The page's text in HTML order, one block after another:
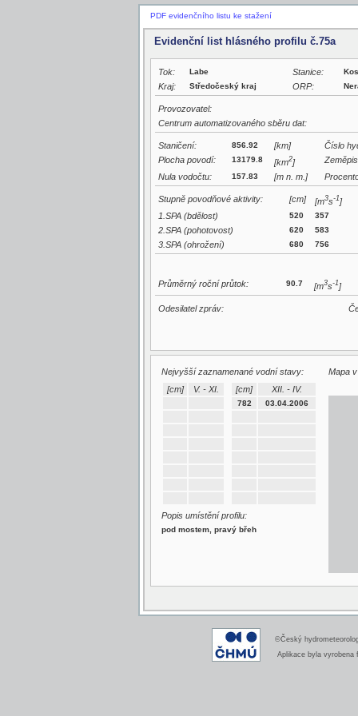
PDF evidenčního listu ke stažení
Evidenční list hlásného profilu č.75a
Tok: Labe Stanice:
Kraj: Středočeský kraj ORP:
Provozovatel:
Centrum automatizovaného sběru dat:
Staničení: 856.92 [km]
Číslo
Plocha povodí:
13179.8 [km2]
Nula vodočtu:
157.83 [m n. m.]
Stupně povodňové aktivity: [cm] [m3s-1]
1.SPA (bdělost)
520 357
2.SPA (pohotovost) 620 583
3.SPA (ohrožení) 680 756
Průměrný roční průtok: 90.7 [m3s-1]
Odesilatel zpráv:
Nejvyšší zaznamenané vodní stavy:
[cm]
V. - XI. [cm] XII. - IV.
782 03.04.2006
Popis umístění profilu:
pod mostem, pravý břeh
Mapa
©Český
Aplikace byla vyrobena